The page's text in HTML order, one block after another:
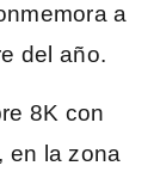
a
del año.
8K con
en la zona